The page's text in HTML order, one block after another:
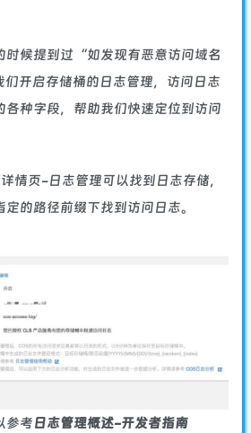
时候提到过“如发现有恶意访问域名
开启存储桶的日志管理，访问日志
各种字段，帮助我们快速定位到访问
情页-日志管理可以找到日志存储，
的路径前缀下找到访问日志。
参考日志管理概述-开发者指南